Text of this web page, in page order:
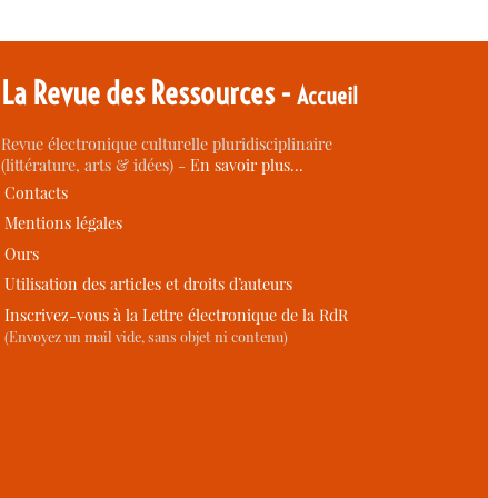
La Revue des Ressources -Accueil
Revue électronique culturelle pluridisciplinaire
(littérature, arts & idées) -En savoir plus…
Contacts
Mentions légales
Ours
Utilisation des articles et droits d’auteurs
Inscrivez-vous à la Lettre électronique de la RdR
(Envoyez un mail vide, sans objet ni contenu)